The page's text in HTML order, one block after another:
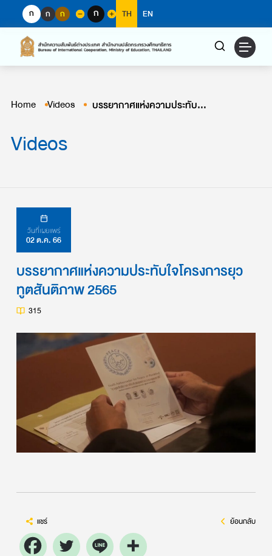
content
ก ก ก ก TH EN
Home Videos บรรยากาศแห่งความประทับใจโครงการยุวทูตสันติภาพ 2565
Videos
วันที่เผยแพร่
02 ต.ค. 66
บรรยากาศแห่งความประทับใจโครงการยุว
ทูตสันติภาพ 2565
315
ย้อนกลับ
แชร์